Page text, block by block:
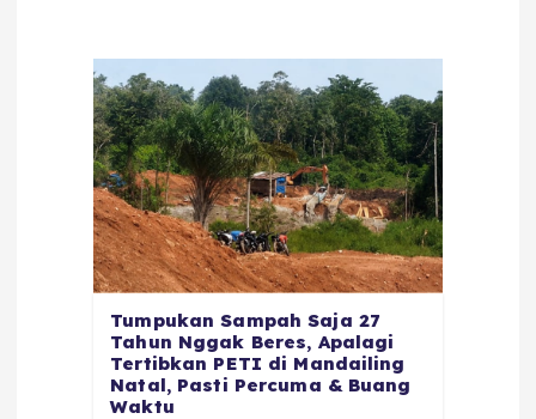
Tumpukan Sampah Saja 27
Tahun Nggak Beres, Apalagi
Tertibkan PETI di Mandailing
Natal, Pasti Percuma & Buang
Waktu